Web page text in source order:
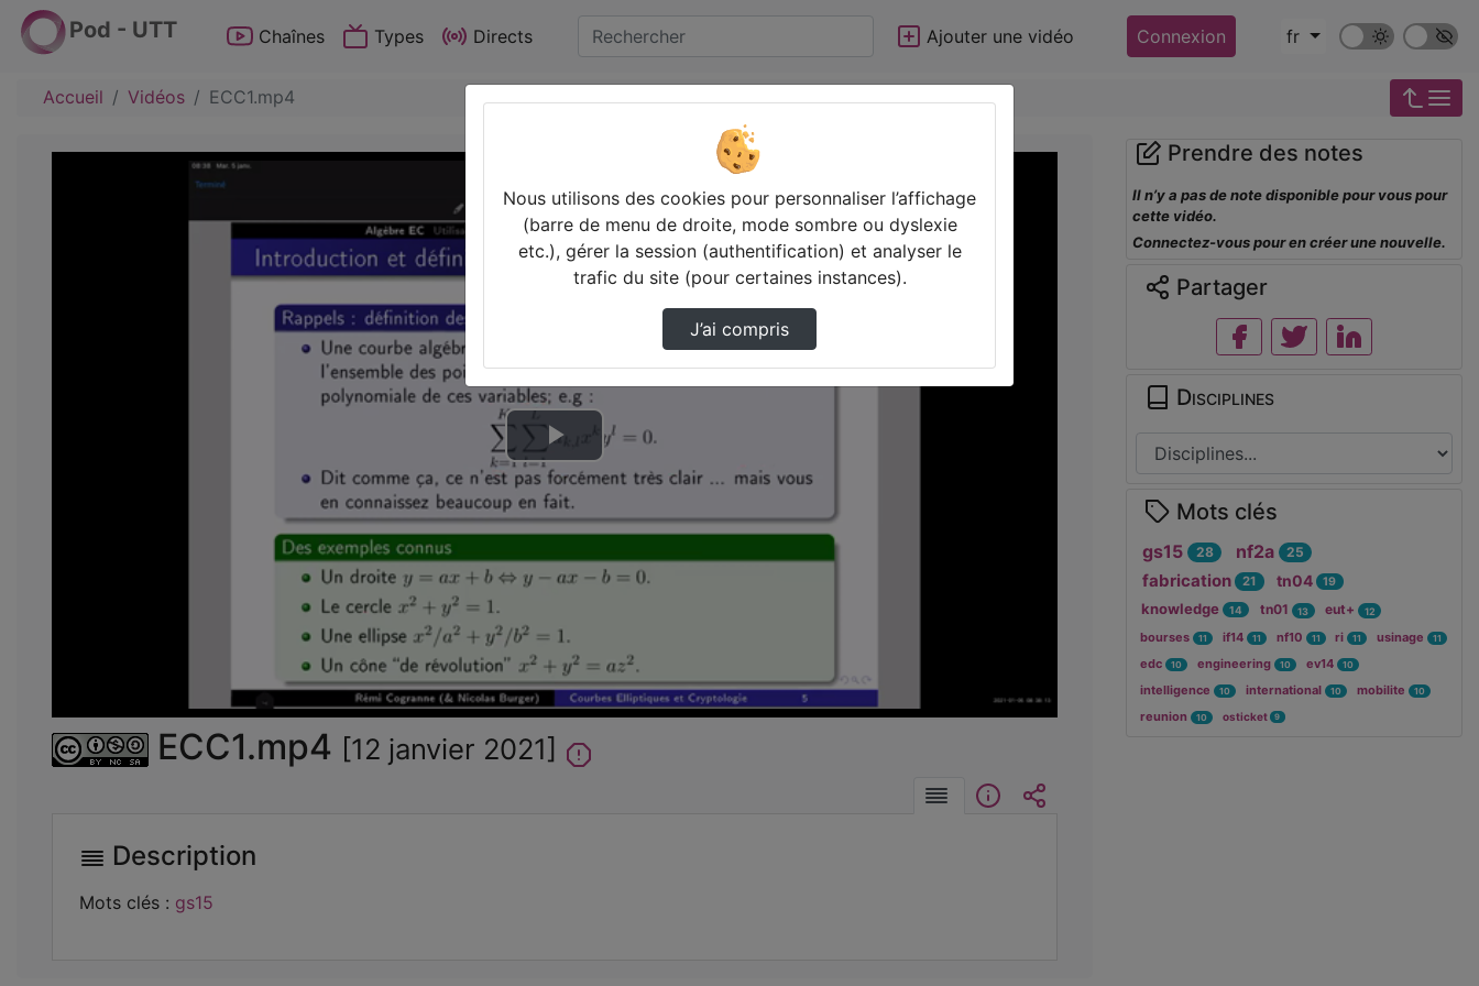
Pod - UTT Chaînes Types Directs Ajouter une vidéo Connexion fr Mode sombre
Police
Accueil Vidéos ECC1.mp4
Lire
la
vidéo
ECC1.mp4 [12 janvier 2021]
DescriptionInformations
Description
Mots clés : gs15
Prendre des notes
Il n’y a pas de note disponible pour vous pour
cette vidéo.
Connectez-vous pour en créer une nouvelle.
Partager
Disciplines
Mots clés
gs15 28 nf2a 25
fabrication 21 tn04 19
knowledge 14 tn01 13 eut+ 12
bourses 11 if14 11 nf10 11 ri 11 usinage 11
edc 10 engineering 10 ev14 10
intelligence 10 international 10 mobilite 10
reunion 10 osticket 9
Nous utilisons des cookies pour personnaliser l’affichage
(barre de menu de droite, mode sombre ou dyslexie
etc.), gérer la session (authentification) et analyser le
trafic du site (pour certaines instances).
J’ai compris